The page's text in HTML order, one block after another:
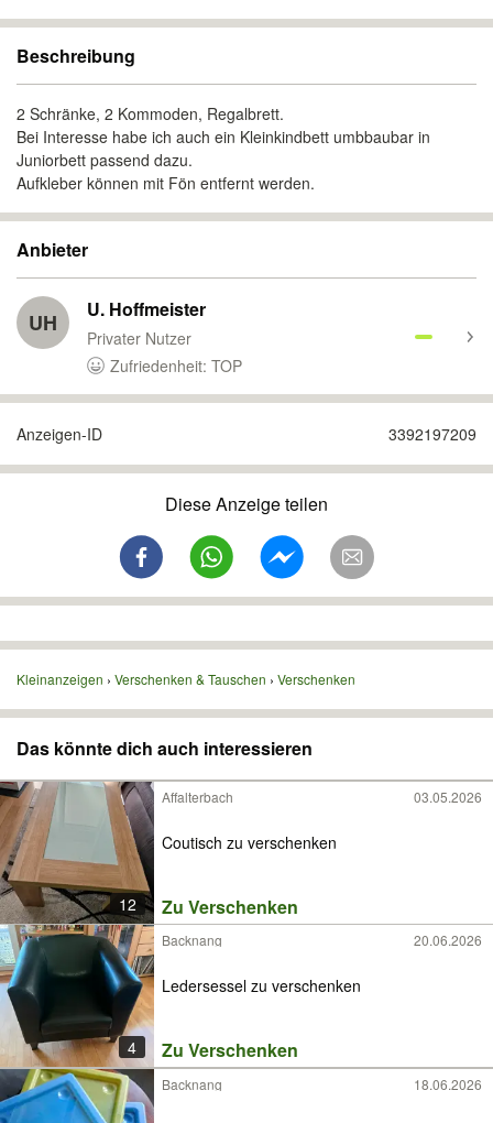
Beschreibung
2 Schränke, 2 Kommoden, Regalbrett.
Bei Interesse habe ich auch ein Kleinkindbett umbbaubar in
Juniorbett passend dazu.
Aufkleber können mit Fön entfernt werden.
Anbieter
UH U. Hoffmeister
Privater Nutzer
Zufriedenheit: TOP
Anzeigen-ID 3392197209
Diese Anzeige teilen
Kleinanzeigen Verschenken & Tauschen Verschenken
Das könnte dich auch interessieren
12
Affalterbach 03.05.2026
Coutisch zu verschenken
Zu Verschenken
4
Backnang 20.06.2026
Ledersessel zu verschenken
Zu Verschenken
Backnang 18.06.2026